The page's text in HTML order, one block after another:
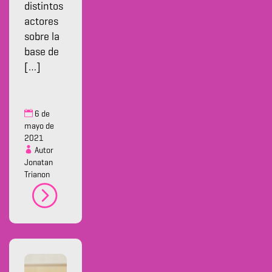
distintos
actores
sobre la
base de
[…]
6 de
mayo de
2021
Autor
Jonatan
Trianon